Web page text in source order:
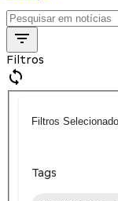
Filtros
Filtros
Tags